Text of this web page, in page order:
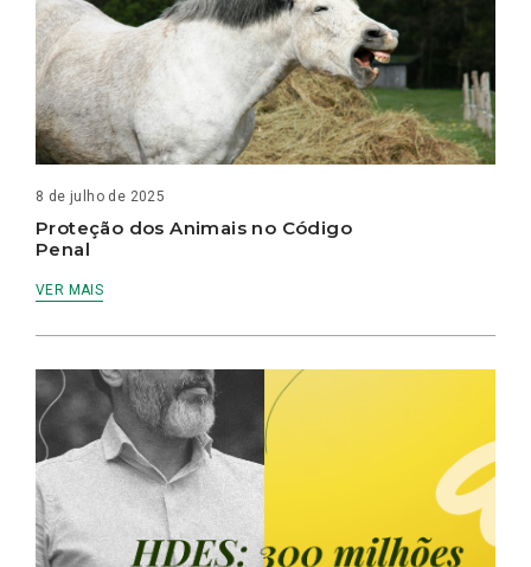
8 de julho de 2025
Proteção dos Animais no Código
Penal
VER MAIS